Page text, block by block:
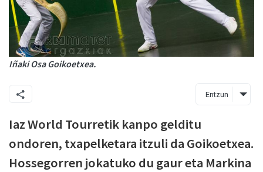
Iñaki Osa Goikoetxea.
Entzun
Iaz World Tourretik kanpo gelditu
ondoren, txapelketara itzuli da Goikoetxea.
Hossegorren jokatuko du gaur eta Markina